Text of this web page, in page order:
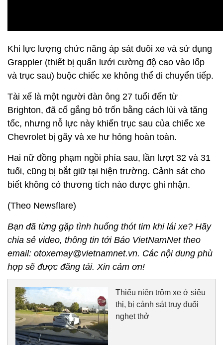
Khi lực lượng chức năng áp sát đuôi xe và sử dụng
Grappler (thiết bị quấn lưới cường độ cao vào lốp
và trục sau) buộc chiếc xe không thể di chuyển tiếp.
Tài xế là một người đàn ông 27 tuổi đến từ
Brighton, đã cố gắng bỏ trốn bằng cách lùi và tăng
tốc, nhưng nỗ lực này khiến trục sau của chiếc xe
Chevrolet bị gãy và xe hư hỏng hoàn toàn.
Hai nữ đồng phạm ngồi phía sau, lần lượt 32 và 31
tuổi, cũng bị bắt giữ tại hiện trường. Cảnh sát cho
biết không có thương tích nào được ghi nhận.
(Theo Newsflare)
Bạn đã từng gặp tình huống thót tim khi lái xe? Hãy
chia sẻ video, thông tin tới Báo VietNamNet theo
email: otoxemay@vietnamnet.vn. Các nội dung phù
hợp sẽ được đăng tải. Xin cảm ơn!
Thiếu niên trộm xe ở siêu
thị, bị cảnh sát truy đuổi
nghẹt thở